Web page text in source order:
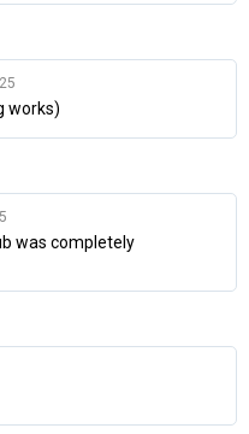
works)
was completely